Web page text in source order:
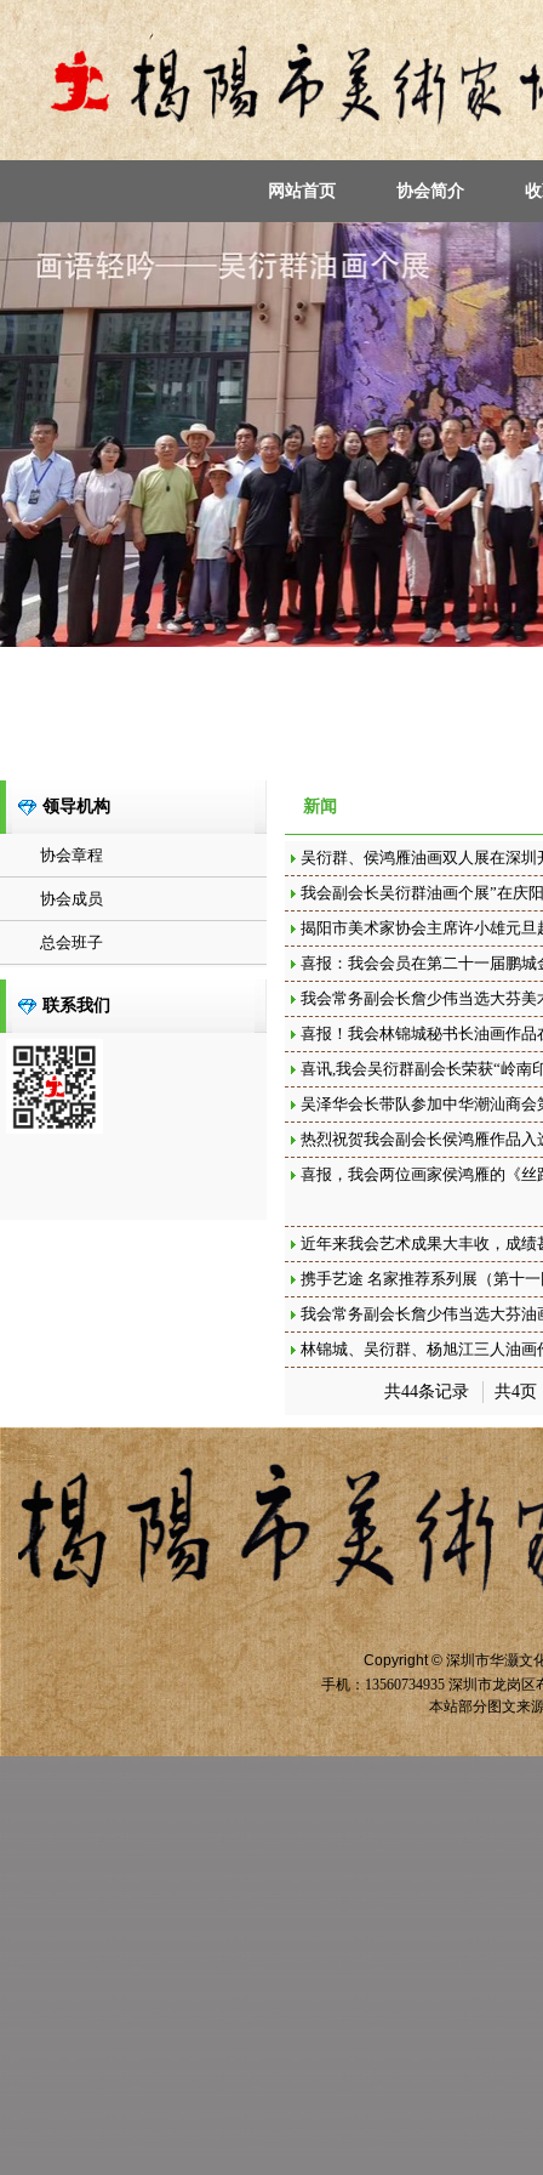
网站首页 协会简介
领导机构
协会章程
协会成员
总会班子
联系我们
新闻
吴衍群、侯鸿雁油画双人展在深圳
我会副会长吴衍群油画个展”在庆
揭阳市美术家协会主席许小雄元
喜报：我会会员在第二十一届鹏城
我会常务副会长詹少伟当选大芬
喜报！我会林锦城秘书长油画作
喜讯,我会吴衍群副会长荣获“岭南
吴泽华会长带队参加中华潮汕商
热烈祝贺我会副会长侯鸿雁作品
喜报，我会两位画家侯鸿雁的《
近年来我会艺术成果大丰收，成绩
携手艺途 名家推荐系列展（第十
我会常务副会长詹少伟当选大芬
林锦城、吴衍群、杨旭江三人油画
共44条记录 共4页
Copyright © 深圳市华灏文
手机：13560734935 深圳市龙岗区
本站部分图文来